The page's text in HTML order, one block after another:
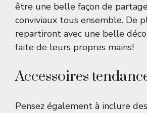
être une belle façon de
conviviaux tous ensemble. De
repartiront avec une belle
faite de leurs propres mains!
Accessoires
Pensez également à inclure